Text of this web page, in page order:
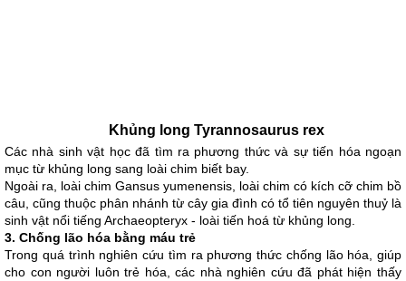
Khủng long Tyrannosaurus rex
Các nhà sinh vật học đã tìm ra phương thức và sự tiến hóa ngoạn
mục từ khủng long sang loài chim biết bay.
Ngoài ra, loài chim Gansus yumenensis, loài chim có kích cỡ chim bồ
câu, cũng thuộc phân nhánh từ cây gia đình có tổ tiên nguyên thuỷ là
sinh vật nổi tiếng Archaeopteryx - loài tiến hoá từ khủng long.
3. Chống lão hóa bằng máu trẻ
Trong quá trình nghiên cứu tìm ra phương thức chống lão hóa, giúp
cho con người luôn trẻ hóa, các nhà nghiên cứu đã phát hiện thấy